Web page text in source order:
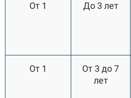
От 1 До 3 лет
От 1
От 3 до 7
лет